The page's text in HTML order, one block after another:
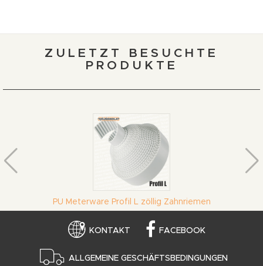
ZULETZT BESUCHTE
PRODUKTE
PU Meterware Profil L zöllig Zahnriemen
KONTAKT FACEBOOK
ALLGEMEINE GESCHÄFTSBEDINGUNGEN